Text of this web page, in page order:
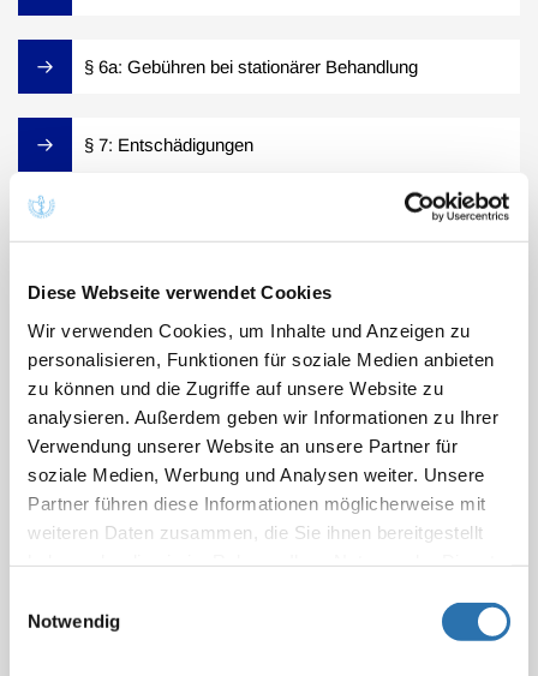
Diese Webseite verwendet Cookies
Wir verwenden Cookies, um Inhalte und Anzeigen zu
personalisieren, Funktionen für soziale Medien anbieten
zu können und die Zugriffe auf unsere Website zu
analysieren. Außerdem geben wir Informationen zu Ihrer
Verwendung unserer Website an unsere Partner für
soziale Medien, Werbung und Analysen weiter. Unsere
Partner führen diese Informationen möglicherweise mit
weiteren Daten zusammen, die Sie ihnen bereitgestellt
Cookies, wenn Sie unsere Webseite weiterhin
Notwendig
§ 6a: Gebühren bei stationärer Behandlung
§ 7: Entschädigungen
§ 9: Reiseentschädigungen
§ 10: Ersatz von Auslagen
§ 11: Zahlung durch öffentliche Leistungsträger
§ 12: Rechnung
Abschnitt A: Abrechnung